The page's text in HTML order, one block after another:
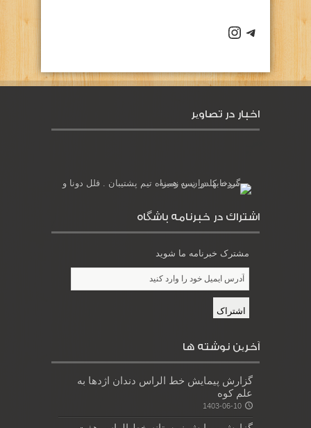
كانال تلگرام باشگاه
صفحه اينستاگرام باشگاه
اخبار در تصاویر
اشتراك در خبرنامه باشگاه
مشترک خبرنامه ما شوید
آخرین نوشته ها
گزارش پیمایش خط الراس دندان اژدها به
علم کوه
1403-06-10